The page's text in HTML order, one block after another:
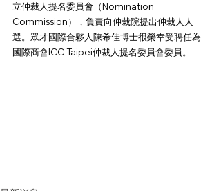
立仲裁人提名委員會（Nomination
Commission），負責向仲裁院提出仲裁人人
選。眾才國際合夥人陳希佳博士很榮幸受聘任為
國際商會ICC Taipei仲裁人提名委員會委員。